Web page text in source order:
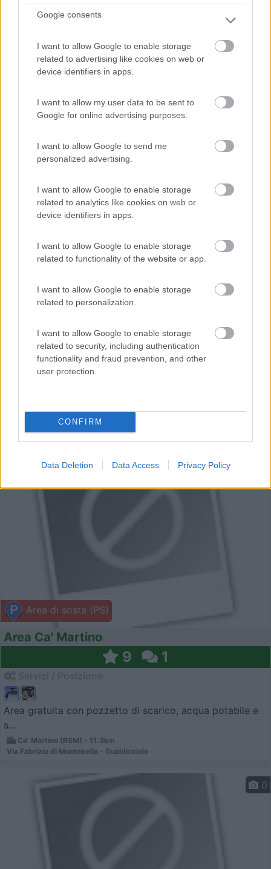
Google consents
I want to allow Google to enable storage
related to advertising like cookies on web or
device identifiers in apps.
I want to allow my user data to be sent to
Google for online advertising purposes.
I want to allow Google to send me
personalized advertising.
I want to allow Google to enable storage
related to analytics like cookies on web or
device identifiers in apps.
I want to allow Google to enable storage
related to functionality of the website or app.
I want to allow Google to enable storage
related to personalization.
I want to allow Google to enable storage
related to security, including authentication
functionality and fraud prevention, and other
user protection.
CONFIRM
Data Deletion Data Access Privacy Policy
Area di sosta (AA)
Parcheggio
5
Area di sosta (PS)
Area Ca' Martino
9 1
Area gratuita con pozzetto di scarico, acqua potabile e
s...
Ca' Martino (RSM) - 11.3km
Via Fabrizio di Montebello - Gualdicciolo
0